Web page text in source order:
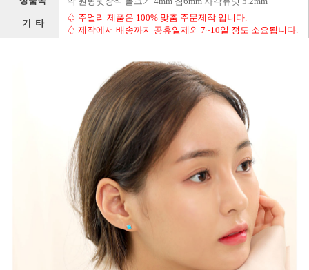
기 타
♤ 주얼리 제품은 100% 맞춤 주문제작 입니다.
♤ 제작에서 배송까지 공휴일제외 7~10일 정도 소요됩니다.